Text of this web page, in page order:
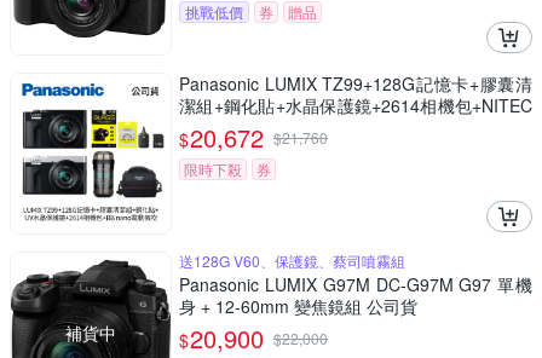
挑戰低價
券 贈品
Panasonic LUMIX TZ99+128G記憶卡+膠囊清
潔組+鋼化貼+水晶保護鏡+2614相機包+NITEC
ORE BB nano 迷你電動氣吹(公司貨)
$20,672 $21,760
限時下殺
券
補貨中
送128G V60、保護鏡、蔡司噴霧組
Panasonic LUMIX G97M DC-G97M G97 單機
身 + 12-60mm 變焦鏡組 公司貨
$20,900 $22,000